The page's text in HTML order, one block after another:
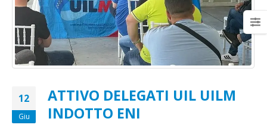
12
Giu
ATTIVO DELEGATI UIL UILM
INDOTTO ENI